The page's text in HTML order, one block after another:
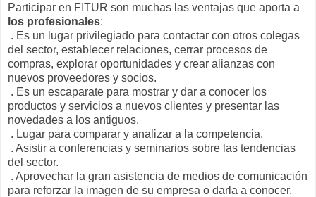
Participar en FITUR son muchas las ventajas que aporta a
los profesionales:
. Es un lugar privilegiado para contactar con otros colegas
del sector, establecer relaciones, cerrar procesos de
compras, explorar oportunidades y crear alianzas con
nuevos proveedores y socios.
. Es un escaparate para mostrar y dar a conocer los
productos y servicios a nuevos clientes y presentar las
novedades a los antiguos.
. Lugar para comparar y analizar a la competencia.
. Asistir a conferencias y seminarios sobre las tendencias
del sector.
. Aprovechar la gran asistencia de medios de comunicación
para reforzar la imagen de su empresa o darla a conocer.